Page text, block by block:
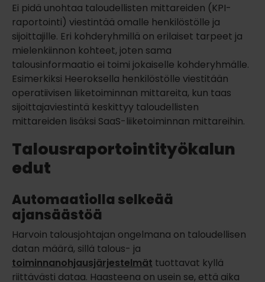
Ei pidä unohtaa taloudellisten mittareiden (KPI-
raportointi) viestintää omalle henkilöstölle ja
sijoittajille. Eri kohderyhmillä on erilaiset tarpeet ja
mielenkiinnon kohteet, joten sama
talousinformaatio ei toimi jokaiselle kohderyhmälle.
Esimerkiksi Heeroksella henkilöstölle viestitään
operatiivisen liiketoiminnan mittareita, kun taas
sijoittajaviestintä keskittyy taloudellisten
mittareiden lisäksi SaaS-liiketoiminnan mittareihin.
Talousraportointityökalun
edut
Automaatiolla selkeää
ajansäästöä
Harvoin talousjohtajan ongelmana on taloudellisen
datan määrä, sillä talous- ja
toiminnanohjausjärjestelmät tuottavat kyllä
riittävästi dataa. Haasteena on usein se, että aika